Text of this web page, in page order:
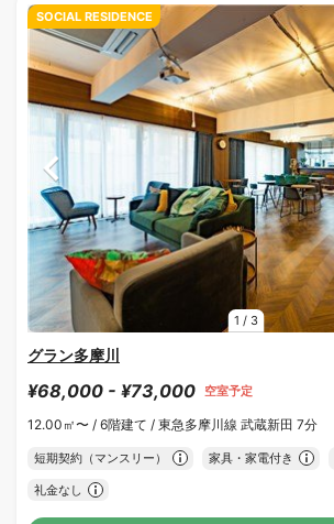
1 / 3
SOCIAL RESIDENCE
グラン多摩川
¥68,000 - ¥73,000 空室予定
12.00㎡〜 / 6階建て / 東急多摩川線 武蔵新田 7分
短期契約（マンスリー） 家具・家電付き
礼金なし